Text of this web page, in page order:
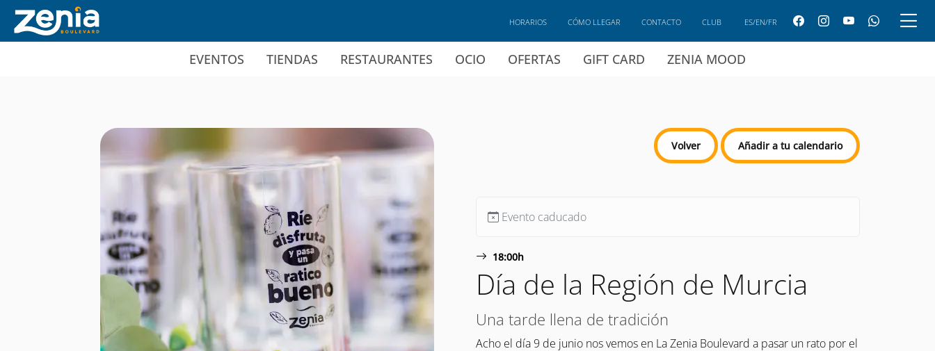
Ir al contenido principal
EVENTOS TIENDAS RESTAURANTES OCIO OFERTAS GIFT CARD ZENIA MOOD
HORARIOS CÓMO LLEGAR CONTACTO CLUB ES/EN/FR
Volver Añadir a tu calendario
Evento caducado
18:00h
Día de la Región de Murcia
Una tarde llena de tradición
Acho el día 9 de junio nos vemos en La Zenia Boulevard a pasar un rato por el